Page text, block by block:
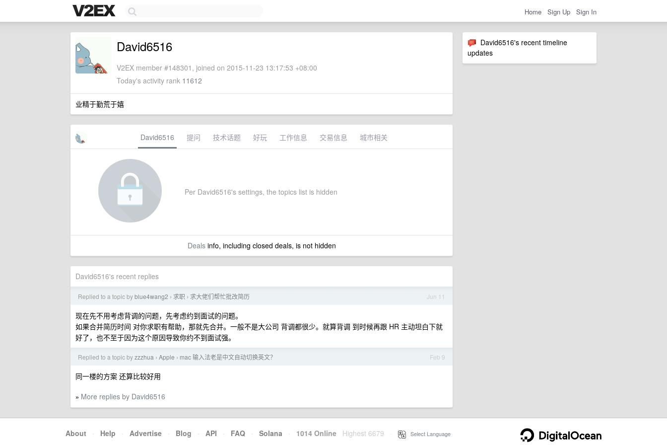
Home Sign Up Sign In
David6516's recent timeline
updates
David6516
V2EX member #148301, joined on 2015-11-23 13:17:53 +08:00
Today's activity rank 11612
业精于勤荒于嬉
David6516 提问 技术话题 好玩 工作信息 交易信息 城市相关
Per David6516's settings, the topics list is hidden
Dealsinfo, including closed deals, is not hidden
David6516's recent replies
Jun 11
Replied to a topic byblue4wang2 › 求职 › 求大佬们帮忙批改简历
现在先不用考虑背调的问题，先考虑约到面试的问题。
如果合并简历时间 对你求职有帮助，那就先合并。一般不是大公司 背调都很少。就算背调 到时候再跟 HR 主动坦白下就
好了，也不至于因为这个原因导致你约不到面试强。
Feb 9
Replied to a topic byzzzhua › Apple › mac 输入法老是中文自动切换英文？
同一楼的方案 还算比较好用
» More replies by David6516
About · Help · Advertise · Blog · API · FAQ · Solana · 1014 Online Highest 6679 Select Language